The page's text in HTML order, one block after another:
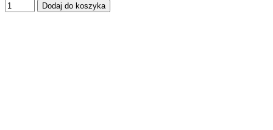
Dodaj do koszyka